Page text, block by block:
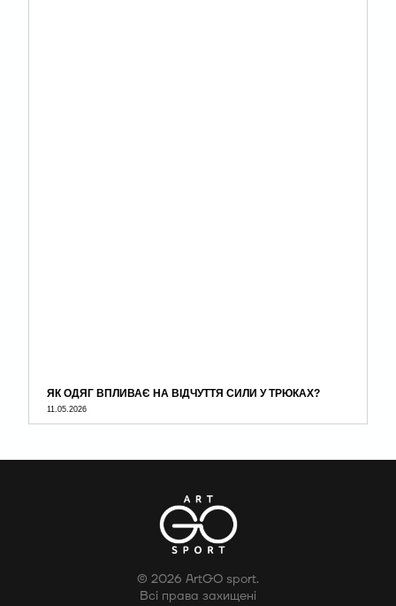
ЯК ОДЯГ ВПЛИВАЄ НА ВІДЧУТТЯ СИЛИ У ТРЮКАХ?
11.05.2026
© 2026 ArtGO sport.
Всі права захищені